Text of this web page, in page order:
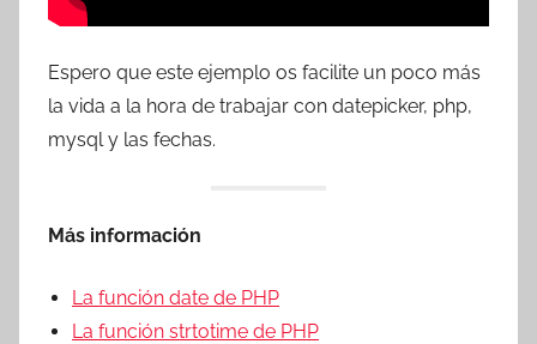
Espero que este ejemplo os facilite un poco más
la vida a la hora de trabajar con datepicker, php,
mysql y las fechas.
Más información
La función date de PHP
La función strtotime de PHP